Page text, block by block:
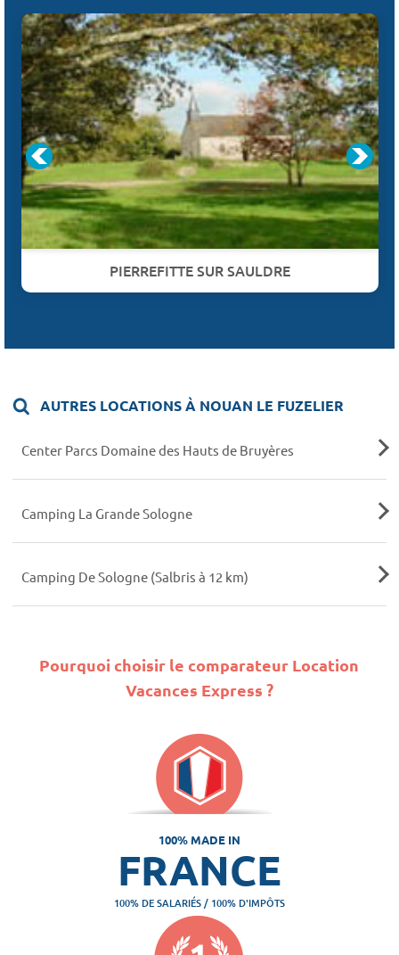
PIERREFITTE SUR SAULDRE
AUTRES LOCATIONS À NOUAN LE FUZELIER
Center Parcs Domaine des Hauts de Bruyères
Camping La Grande Sologne
Camping De Sologne (Salbris à 12 km)
Pourquoi choisir le comparateur Location
Vacances Express ?
100% MADE IN
FRANCE
100% DE SALARIÉS / 100% D'IMPÔTS